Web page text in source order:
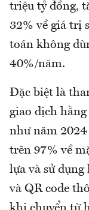
triệu tỷ đồng,
32% về giá trị
toán không
40%/năm.
Đặc biệt là
giao dịch
như năm 2024
trên 97% về
lựa và sử
và QR code